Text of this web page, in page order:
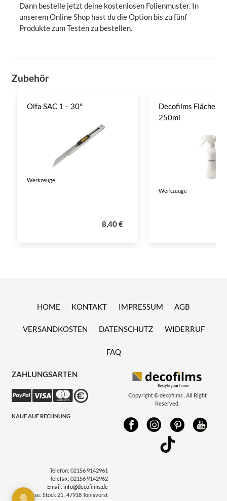
Dann bestelle jetzt deine kostenlosen Folienmuster. In
unserem Online Shop hast du die Option bis zu fünf
Produkte zum Testen zu bestellen.
Zubehör
Olfa SAC 1 – 30°
Werkzeuge
8,40 €
Decofilms
250ml
Werkzeuge
HOME KONTAKT IMPRESSUM AGB
VERSANDKOSTEN DATENSCHUTZ WIDERRUF
FAQ
ZAHLUNGSARTEN
KAUF AUF RECHNUNG
Copyright © decofilms . All Right
Reserved.
Telefon: 02156 9142961
Telefax: 02156 9142962
Email: info@decofilms.de
Adresse: Stock 21 , 47918 Tönisvorst